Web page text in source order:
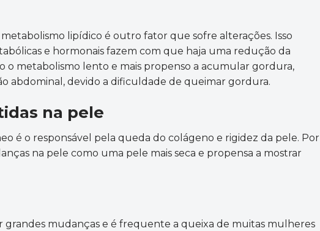
metabolismo lipídico é outro fator que sofre alterações. Isso
e hormonais fazem com que haja uma redução da
o metabolismo lento e mais propenso a acumular gordura,
abdominal, devido a dificuldade de queimar gordura.
na pele
é o responsável pela queda do colágeno e rigidez da pele. Por
na pele como uma pele mais seca e propensa a mostrar
grandes mudanças e é frequente a queixa de muitas mulheres